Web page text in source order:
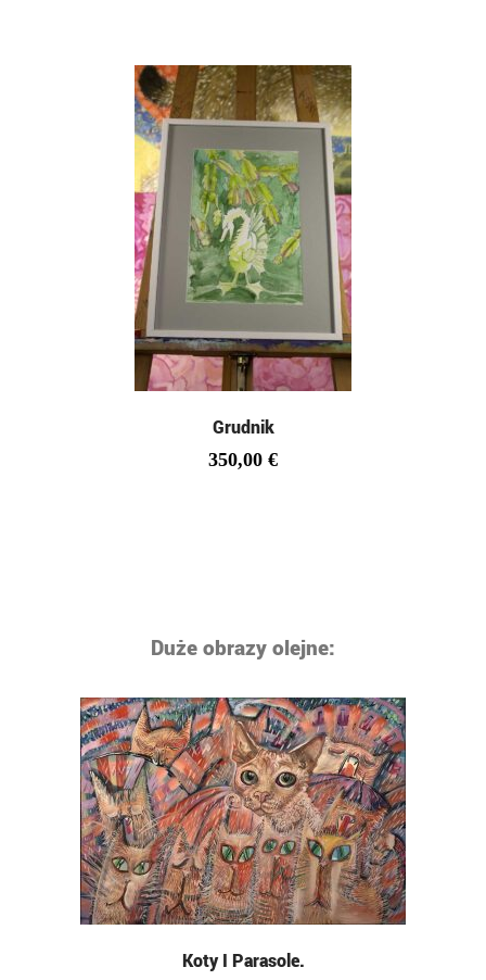
Grudnik
350,00 €
Duże obrazy olejne:
Koty I Parasole.